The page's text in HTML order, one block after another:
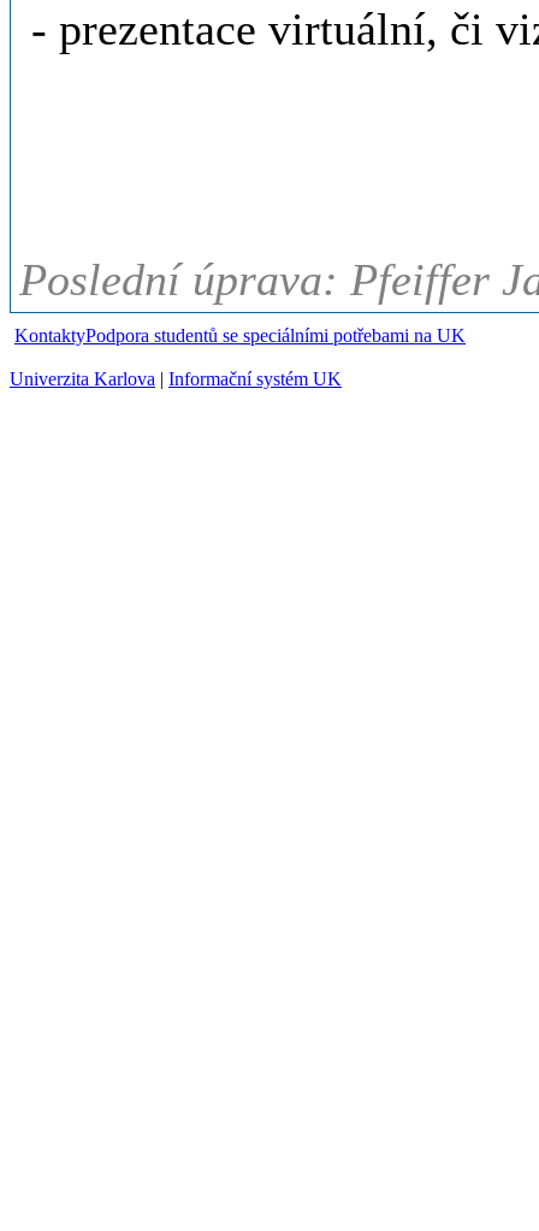
- prezentace virtuální, či
Poslední úprava: Pfeiffer
KontaktyPodpora studentů se speciálními potřebami na UK
Univerzita Karlova | Informační systém UK